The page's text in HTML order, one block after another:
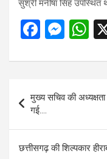
सुश्री मनीषा सिंह उपस्थित
F
ce
o
o
k
M
se
n
g
er
W
at
A
p
p
navigation
मुख्य सचिव की अध्यक्षता
गई….
छत्तीसगढ़ की शिल्पकार